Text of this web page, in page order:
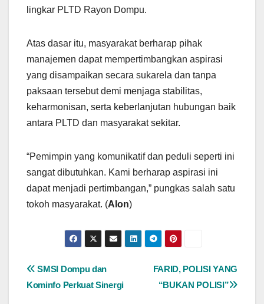
lingkar PLTD Rayon Dompu.
Atas dasar itu, masyarakat berharap pihak
manajemen dapat mempertimbangkan aspirasi
yang disampaikan secara sukarela dan tanpa
paksaan tersebut demi menjaga stabilitas,
keharmonisan, serta keberlanjutan hubungan baik
antara PLTD dan masyarakat sekitar.
“Pemimpin yang komunikatif dan peduli seperti ini
sangat dibutuhkan. Kami berharap aspirasi ini
dapat menjadi pertimbangan,” pungkas salah satu
tokoh masyarakat. (Alon)
Navigasi
FARID, POLISI YANG
“BUKAN POLISI”
SMSI Dompu dan
Kominfo Perkuat Sinergi